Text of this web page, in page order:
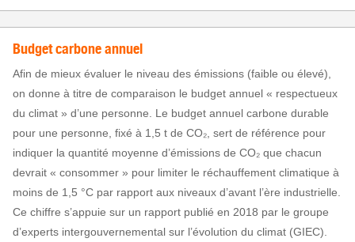
Budget carbone annuel
Afin de mieux évaluer le niveau des émissions (faible ou élevé),
on donne à titre de comparaison le budget annuel « respectueux
du climat » d’une personne. Le budget annuel carbone durable
pour une personne, fixé à 1,5 t de CO₂, sert de référence pour
indiquer la quantité moyenne d’émissions de CO₂ que chacun
devrait « consommer » pour limiter le réchauffement climatique à
moins de 1,5 °C par rapport aux niveaux d’avant l’ère industrielle.
Ce chiffre s’appuie sur un rapport publié en 2018 par le groupe
d’experts intergouvernemental sur l’évolution du climat (GIEC).